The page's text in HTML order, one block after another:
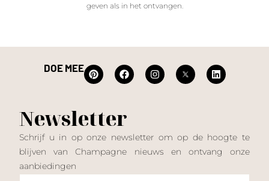
geven als in het ontvangen.
DOE MEE
Newsletter
Schrijf u in op onze newsletter om op de hoogte te
blijven van Champagne nieuws en ontvang onze
aanbiedingen